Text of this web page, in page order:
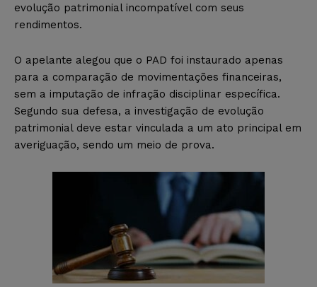
evolução patrimonial incompatível com seus
rendimentos.
O apelante alegou que o PAD foi instaurado apenas
para a comparação de movimentações financeiras,
sem a imputação de infração disciplinar específica.
Segundo sua defesa, a investigação de evolução
patrimonial deve estar vinculada a um ato principal em
averiguação, sendo um meio de prova.